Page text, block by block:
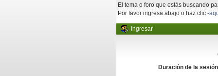
El tema o foro que estás buscando
Por favor ingresa abajo o haz clic-
Ingresar
Duración de la